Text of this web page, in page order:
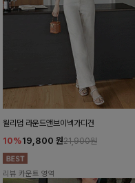
윌리덤 라운드앤브이넥가디건
10%19,800 원21,900원
리뷰 카운트 영역